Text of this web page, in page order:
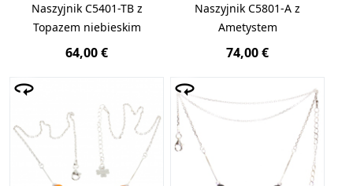
Naszyjnik C5401-TB z
Topazem niebieskim
64,00 €
Naszyjnik C5801-A z
Ametystem
74,00 €